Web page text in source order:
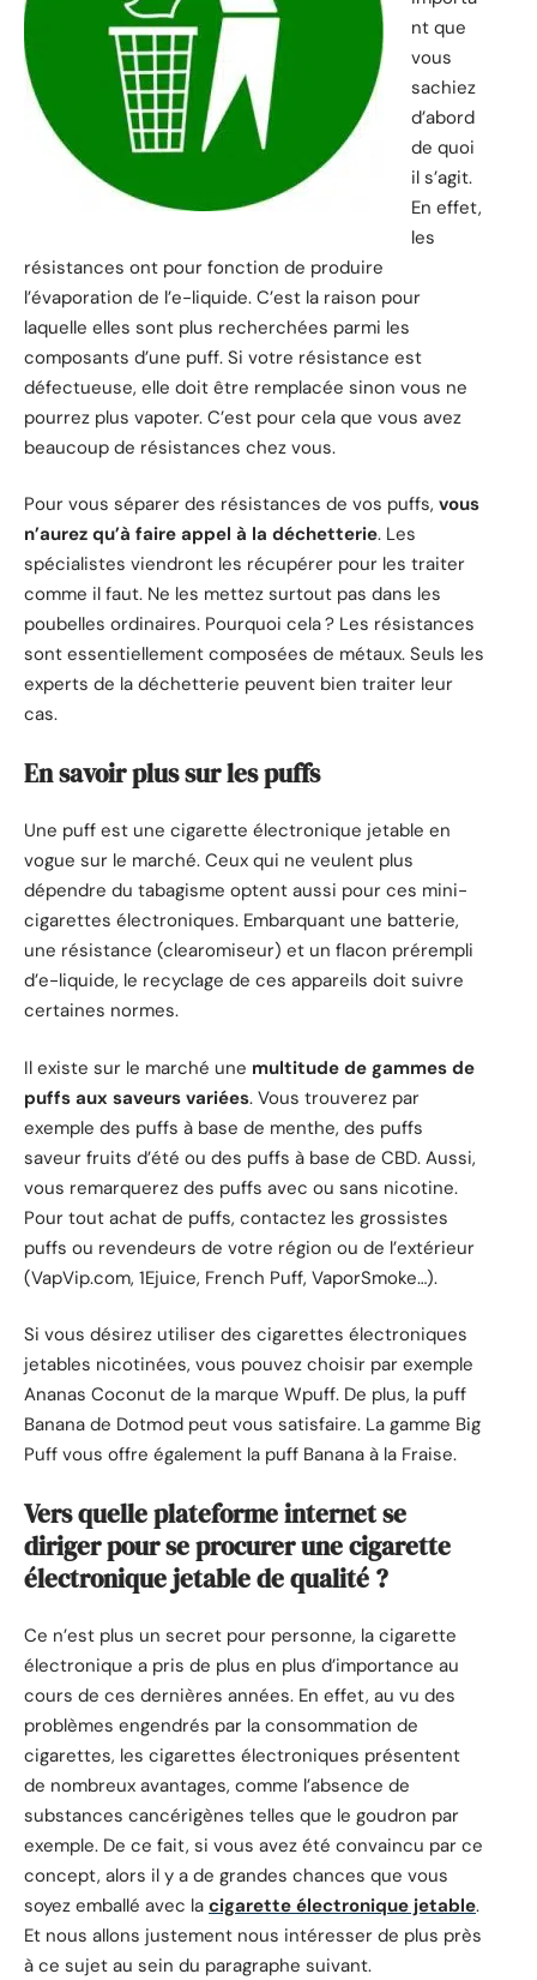
nt que
vous
sachiez
d’abord
de quoi
il s’agit.
En effet,
les
résistances ont pour fonction de produire
l’évaporation de l’e-liquide. C’est la raison pour
laquelle elles sont plus recherchées parmi les
composants d’une puff. Si votre résistance est
défectueuse, elle doit être remplacée sinon vous ne
pourrez plus vapoter. C’est pour cela que vous avez
beaucoup de résistances chez vous.
Pour vous séparer des résistances de vos puffs, vous
n’aurez qu’à faire appel à la déchetterie. Les
spécialistes viendront les récupérer pour les traiter
comme il faut. Ne les mettez surtout pas dans les
poubelles ordinaires. Pourquoi cela ? Les résistances
sont essentiellement composées de métaux. Seuls les
experts de la déchetterie peuvent bien traiter leur
cas.
En savoir plus sur les puffs
Une puff est une cigarette électronique jetable en
vogue sur le marché. Ceux qui ne veulent plus
dépendre du tabagisme optent aussi pour ces mini-
cigarettes électroniques. Embarquant une batterie,
une résistance (clearomiseur) et un flacon prérempli
d’e-liquide, le recyclage de ces appareils doit suivre
certaines normes.
Il existe sur le marché une multitude de gammes de
puffs aux saveurs variées. Vous trouverez par
exemple des puffs à base de menthe, des puffs
saveur fruits d’été ou des puffs à base de CBD. Aussi,
vous remarquerez des puffs avec ou sans nicotine.
Pour tout achat de puffs, contactez les grossistes
puffs ou revendeurs de votre région ou de l’extérieur
(VapVip.com, 1Ejuice, French Puff, VaporSmoke…).
Si vous désirez utiliser des cigarettes électroniques
jetables nicotinées, vous pouvez choisir par exemple
Ananas Coconut de la marque Wpuff. De plus, la puff
Banana de Dotmod peut vous satisfaire. La gamme Big
Puff vous offre également la puff Banana à la Fraise.
Vers quelle plateforme internet se
diriger pour se procurer une cigarette
électronique jetable de qualité ?
Ce n’est plus un secret pour personne, la cigarette
électronique a pris de plus en plus d’importance au
cours de ces dernières années. En effet, au vu des
problèmes engendrés par la consommation de
cigarettes, les cigarettes électroniques présentent
de nombreux avantages, comme l’absence de
substances cancérigènes telles que le goudron par
exemple. De ce fait, si vous avez été convaincu par ce
concept, alors il y a de grandes chances que vous
soyez emballé avec la cigarette électronique jetable.
Et nous allons justement nous intéresser de plus près
à ce sujet au sein du paragraphe suivant.